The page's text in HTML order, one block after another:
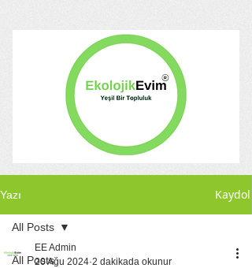
Yazı Kaydol
All Posts
All Posts
EE Admin
20 Ağu 2024 2 dakikada okunur